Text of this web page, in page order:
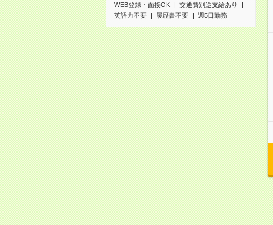
WEB登録・面接OK
交通費別途支給あり
英語力不要
履歴書不要 週5日勤務